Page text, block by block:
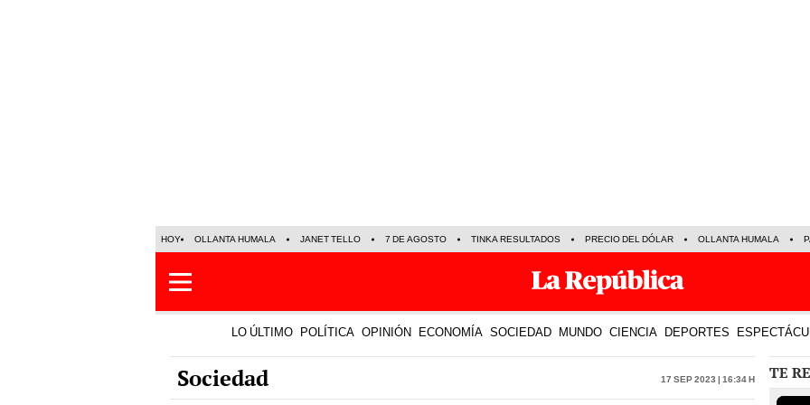
HOY OLLANTA HUMALA JANET TELLO 7 DE AGOSTO TINKA RESULTADOS PRECIO DEL DÓLAR OLLANTA HUMALA
LO ÚLTIMO POLÍTICA OPINIÓN ECONOMÍA SOCIEDAD MUNDO CIENCIA DEPORTES
Sociedad 17 Sep 2023 | 16:34 h TE